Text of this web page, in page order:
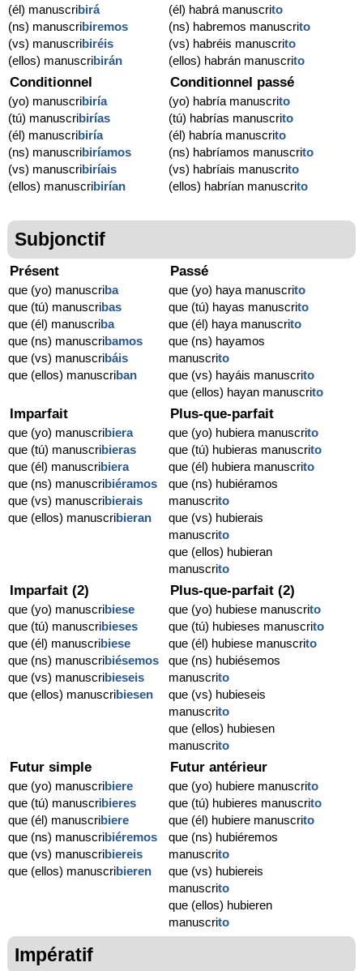
(él) manuscribirá
(ns) manuscribiremos
(vs) manuscribiréis
(ellos) manuscribirán
(él) habrá manuscrito
(ns) habremos manuscrito
(vs) habréis manuscrito
(ellos) habrán manuscrito
Conditionnel
(yo) manuscribiría
(tú) manuscribirías
(él) manuscribiría
(ns) manuscribiríamos
(vs) manuscribiríais
(ellos) manuscribirían
Conditionnel passé
(yo) habría manuscrito
(tú) habrías manuscrito
(él) habría manuscrito
(ns) habríamos manuscrito
(vs) habríais manuscrito
(ellos) habrían manuscrito
Subjonctif
Présent
que (yo) manuscriba
que (tú) manuscribas
que (él) manuscriba
que (ns) manuscribamos
que (vs) manuscribáis
que (ellos) manuscriban
Passé
que (yo) haya manuscrito
que (tú) hayas manuscrito
que (él) haya manuscrito
que (ns) hayamos
manuscrito
que (vs) hayáis manuscrito
que (ellos) hayan manuscrito
Imparfait
que (yo) manuscribiera
que (tú) manuscribieras
que (él) manuscribiera
que (ns) manuscribiéramos
que (vs) manuscribierais
que (ellos) manuscribieran
Plus-que-parfait
que (yo) hubiera manuscrito
que (tú) hubieras manuscrito
que (él) hubiera manuscrito
que (ns) hubiéramos
manuscrito
que (vs) hubierais
manuscrito
que (ellos) hubieran
manuscrito
Imparfait (2)
que (yo) manuscribiese
que (tú) manuscribieses
que (él) manuscribiese
que (ns) manuscribiésemos
que (vs) manuscribieseis
que (ellos) manuscribiesen
Plus-que-parfait (2)
que (yo) hubiese manuscrito
que (tú) hubieses manuscrito
que (él) hubiese manuscrito
que (ns) hubiésemos
manuscrito
que (vs) hubieseis
manuscrito
que (ellos) hubiesen
manuscrito
Futur simple
que (yo) manuscribiere
que (tú) manuscribieres
que (él) manuscribiere
que (ns) manuscribiéremos
que (vs) manuscribiereis
que (ellos) manuscribieren
Futur antérieur
que (yo) hubiere manuscrito
que (tú) hubieres manuscrito
que (él) hubiere manuscrito
que (ns) hubiéremos
manuscrito
que (vs) hubiereis
manuscrito
que (ellos) hubieren
manuscrito
Impératif